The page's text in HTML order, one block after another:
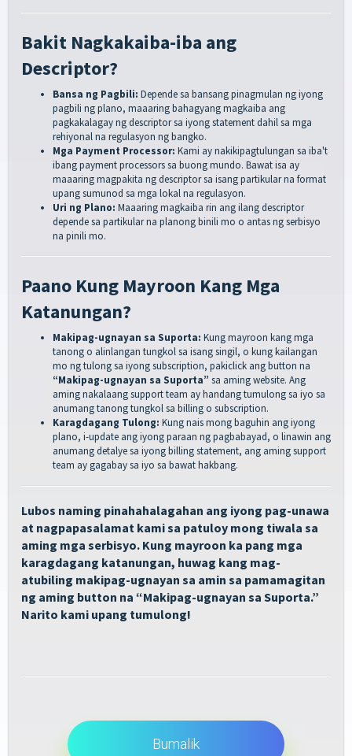
Bakit Nagkakaiba-iba ang
Descriptor?
Bansa ng Pagbili: Depende sa bansang pinagmulan ng iyong
pagbili ng plano, maaaring bahagyang magkaiba ang
pagkakalagay ng descriptor sa iyong statement dahil sa mga
rehiyonal na regulasyon ng bangko.
Mga Payment Processor: Kami ay nakikipagtulungan sa iba't
ibang payment processors sa buong mundo. Bawat isa ay
maaaring magpakita ng descriptor sa isang partikular na format
upang sumunod sa mga lokal na regulasyon.
Uri ng Plano: Maaaring magkaiba rin ang ilang descriptor
depende sa partikular na planong binili mo o antas ng serbisyo
na pinili mo.
Paano Kung Mayroon Kang Mga
Katanungan?
Makipag-ugnayan sa Suporta: Kung mayroon kang mga
tanong o alinlangan tungkol sa isang singil, o kung kailangan
mo ng tulong sa iyong subscription, pakiclick ang button na
“Makipag-ugnayan sa Suporta” sa aming website. Ang
aming nakalaang support team ay handang tumulong sa iyo sa
anumang tanong tungkol sa billing o subscription.
Karagdagang Tulong: Kung nais mong baguhin ang iyong
plano, i-update ang iyong paraan ng pagbabayad, o linawin ang
anumang detalye sa iyong billing statement, ang aming support
team ay gagabay sa iyo sa bawat hakbang.
Lubos naming pinahahalagahan ang iyong pag-unawa
at nagpapasalamat kami sa patuloy mong tiwala sa
aming mga serbisyo. Kung mayroon ka pang mga
karagdagang katanungan, huwag kang mag-
atubiling makipag-ugnayan sa amin sa pamamagitan
ng aming button na “Makipag-ugnayan sa Suporta.”
Narito kami upang tumulong!
Bumalik